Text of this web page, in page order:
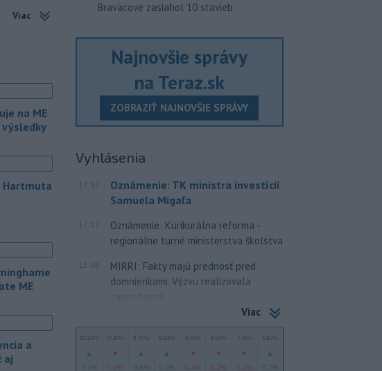
spoločnosti
Fatra
39-
sedle.
8.)
z útoku
v
na
prvého
ústav
webe.
Viac
na ME
výsledky
Hartmuta
ME
a
aj
Braväcove zasiahol 10 stavieb
Najnovšie správy
na Teraz.sk
ZOBRAZIŤ NAJNOVŠIE SPRÁVY
Vyhlásenia
17:32
Oznámenie: TK ministra investícií
Samuela Migaľa
17:17
Oznámenie: Kurikurálna reforma -
regionálne turné ministerstva školstva
15:09
MIRRI: Fakty majú prednosť pred
domnienkami. Výzvu realizovala
samostatná...
Viac